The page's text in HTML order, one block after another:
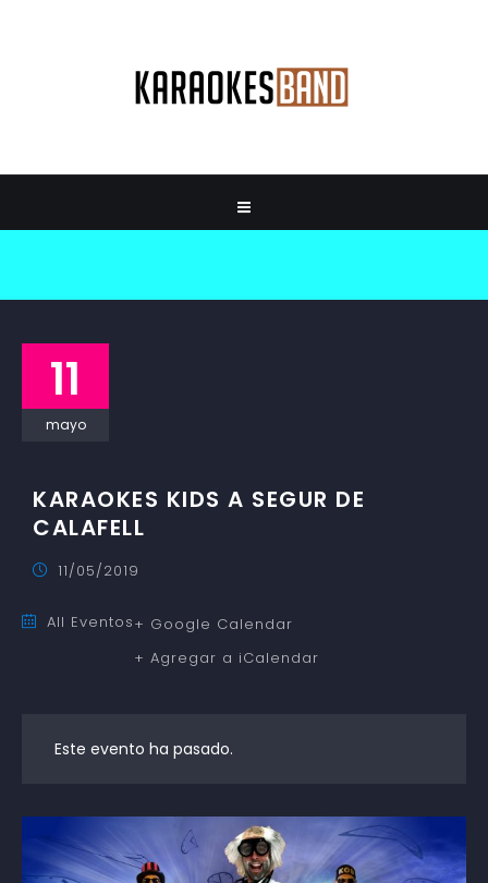
11
mayo
KARAOKES KIDS A SEGUR DE
CALAFELL
11/05/2019
All Eventos+ Google Calendar
+ Agregar a iCalendar
Este evento ha pasado.